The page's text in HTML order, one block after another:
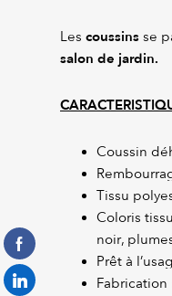
Les coussins se
salon de jardin.
Coussin
Tissu
Coloris
noir,
Prêt à
Fabrication